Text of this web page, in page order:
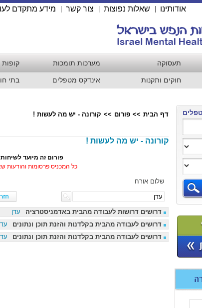
אודותינו שאלות נפוצות צור קשר מידע מתקדם
תעסוקה מערכות תומכות קופות
חוקים ותקנות אינדקס מטפלים בתי
דף הבית >> פורום >> קורונה - יש מה לעשות !
קורונה - יש מה לעשות !
פורום זה מיועד
כל המכניס פרסומות והודעות
שלום אורח
דרושים דרושות לעבודה מהבית באדמניסטרציה עדן
דרושים לעבודה מהבית בקלדנות והזנת תוכן ונתונים
דרושים לעבודה מהבית בקלדנות והזנת תוכן ונתונים